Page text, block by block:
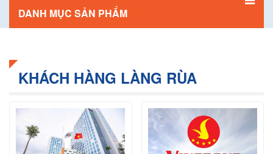
DANH MỤC SẢN PHẨM
KHÁCH HÀNG LÀNG RÙA